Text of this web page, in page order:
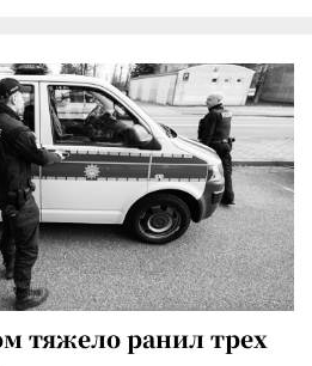
тяжело ранил трех